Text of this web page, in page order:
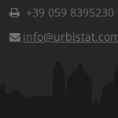
+39 059 8395230